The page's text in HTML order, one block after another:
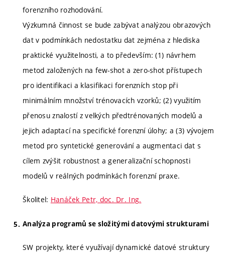
forenzního rozhodování.
Výzkumná činnost se bude zabývat analýzou obrazových
dat v podmínkách nedostatku dat zejména z hlediska
praktické využitelnosti, a to především: (1) návrhem
metod založených na few-shot a zero-shot přístupech
pro identifikaci a klasifikaci forenzních stop při
minimálním množství trénovacích vzorků; (2) využitím
přenosu znalostí z velkých předtrénovaných modelů a
jejich adaptací na specifické forenzní úlohy; a (3) vývojem
metod pro syntetické generování a augmentaci dat s
cílem zvýšit robustnost a generalizační schopnosti
modelů v reálných podmínkách forenzní praxe.
Školitel: Hanáček Petr, doc. Dr. Ing.
Analýza programů se složitými datovými strukturami
SW projekty, které využívají dynamické datové struktury